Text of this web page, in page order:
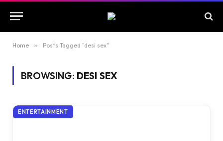
Home » Posts Tagged "desi sex"
BROWSING: DESI SEX
ENTERTAINMENT